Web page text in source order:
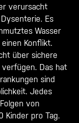
verursacht
Es
Wasser
Konflikt.
über sichere
verfügen. Das hat
sind
Jedes
von
Kinder pro Tag.